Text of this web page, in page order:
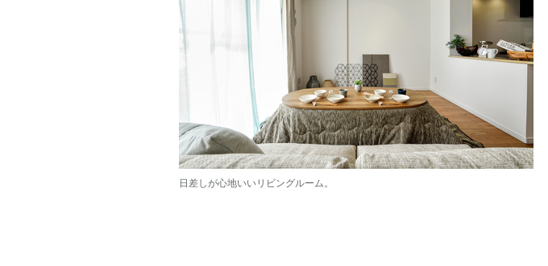
日差しが心地いいリビングルーム。